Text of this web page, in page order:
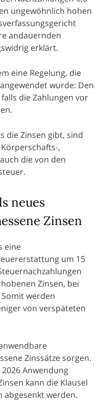
ungewöhnlich hohen
andauernden
erklärt.
eine Regelung, die
wurde: Den
die Zahlungen vor
die Zinsen gibt, sind
,
die von den
neues
Zinsen
eine
um 15
Zinsen, bei
werden
von verspäteten
Zinssätze sorgen.
Anwendung
kann die Klausel
abgesenkt werden.